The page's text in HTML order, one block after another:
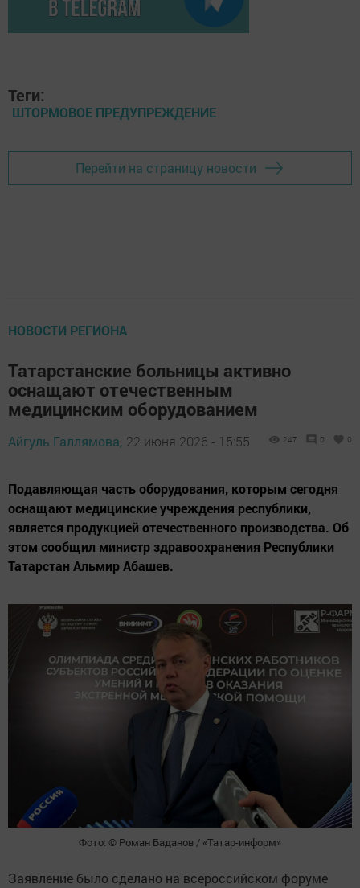
Теги:
ШТОРМОВОЕ ПРЕДУПРЕЖДЕНИЕ
Перейти на страницу новости
НОВОСТИ РЕГИОНА
Татарстанские больницы активно
оснащают отечественным
медицинским оборудованием
Айгуль Галлямова, 22 июня 2026 - 15:55 247 0 0
Подавляющая часть оборудования, которым сегодня
оснащают медицинские учреждения республики,
является продукцией отечественного производства. Об
этом сообщил министр здравоохранения Республики
Татарстан Альмир Абашев.
Фото: © Роман Баданов / «Татар-информ»
Заявление было сделано на всероссийском форуме